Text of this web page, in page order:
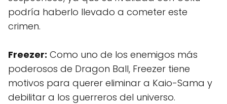
podría haberlo llevado a cometer este
crimen.
Freezer: Como uno de los enemigos más
poderosos de Dragon Ball, Freezer tiene
motivos para querer eliminar a Kaio-Sama y
debilitar a los guerreros del universo.